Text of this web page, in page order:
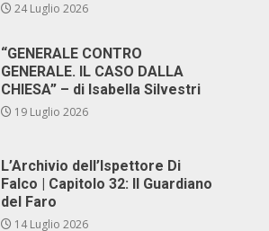
24 Luglio 2026
“GENERALE CONTRO
GENERALE. IL CASO DALLA
CHIESA” – di Isabella Silvestri
19 Luglio 2026
L’Archivio dell’Ispettore Di
Falco | Capitolo 32: Il Guardiano
del Faro
14 Luglio 2026